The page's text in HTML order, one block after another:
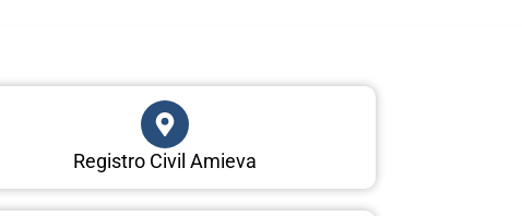
Registro Civil Amieva